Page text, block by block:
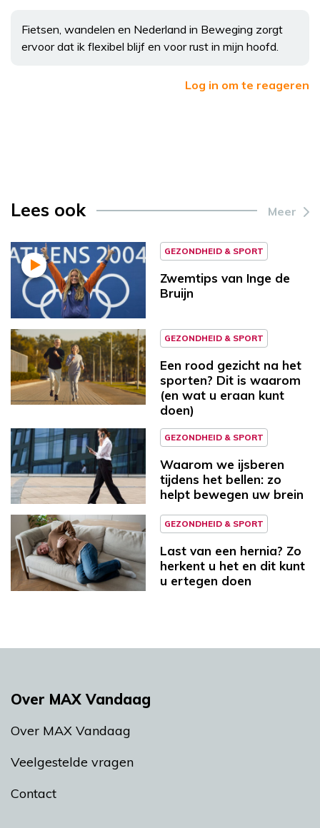
Fietsen, wandelen en Nederland in Beweging zorgt
ervoor dat ik flexibel blijf en voor rust in mijn hoofd.
Log in om te reageren
Lees ook Meer
GEZONDHEID & SPORT
Zwemtips van Inge de
Bruijn
GEZONDHEID & SPORT
Een rood gezicht na het
sporten? Dit is waarom
(en wat u eraan kunt
doen)
GEZONDHEID & SPORT
Waarom we ijsberen
tijdens het bellen: zo
helpt bewegen uw brein
GEZONDHEID & SPORT
Last van een hernia? Zo
herkent u het en dit kunt
u ertegen doen
Over MAX Vandaag
Over MAX Vandaag
Veelgestelde vragen
Contact